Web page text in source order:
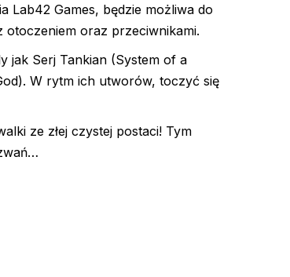
Lab42 Games, będzie możliwa do
oraz przeciwnikami.
jak Serj Tankian (System of a
W rytm ich utworów, toczyć się
ze złej czystej postaci! Tym